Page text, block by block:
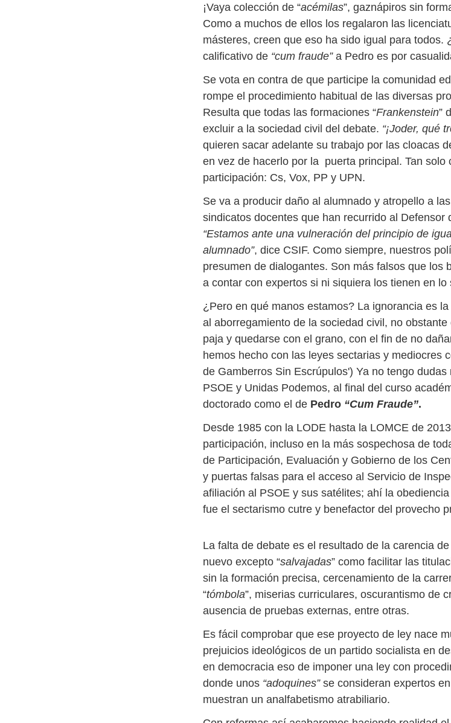
¡Vaya colección de “acémilas”, gaznápiros sin
Como a muchos de ellos los regalaron las
másteres, creen que eso ha sido igual para todos.
calificativo de “cum fraude”a Pedro es por
Se vota en contra de que participe la comunidad
rompe el procedimiento habitual de las diversas
Resulta que todas las formaciones “Frankenstein”
excluir a la sociedad civil del debate. “¡Joder, qué
quieren sacar adelante su trabajo por las cloacas
en vez de hacerlo por la puerta principal. Tan solo
participación: Cs, Vox, PP y UPN.
Se va a producir daño al alumnado y atropello a
sindicatos docentes que han recurrido al Defensor
“Estamos ante una vulneración del principio de
alumnado”, dice CSIF. Como siempre, nuestros
presumen de dialogantes. Son más falsos que los
a contar con expertos si ni siquiera los tienen en
¿Pero en qué manos estamos? La ignorancia es
al aborregamiento de la sociedad civil, no
paja y quedarse con el grano, con el fin de no
hemos hecho con las leyes sectarias y mediocres
de Gamberros Sin Escrúpulos') Ya no tengo
PSOE y Unidas Podemos, al final del curso
doctorado como el de Pedro “Cum Fraude”.
Desde 1985 con la LODE hasta la LOMCE de
participación, incluso en la más sospechosa de
de Participación, Evaluación y Gobierno de los
y puertas falsas para el acceso al Servicio de
afiliación al PSOE y sus satélites; ahí la
fue el sectarismo cutre y benefactor del provecho
La falta de debate es el resultado de la carencia
nuevo excepto “salvajadas” como facilitar las
sin la formación precisa, cercenamiento de la
“tómbola”, miserias curriculares, oscurantismo de
ausencia de pruebas externas, entre otras.
Es fácil comprobar que ese proyecto de ley nace
prejuicios ideológicos de un partido socialista en
en democracia eso de imponer una ley con
donde unos “adoquines”se consideran expertos
muestran un analfabetismo atrabiliario.